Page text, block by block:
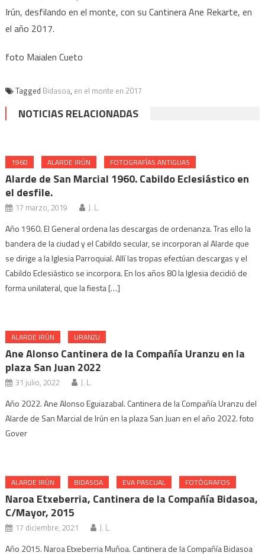
Irún, desfilando en el monte, con su Cantinera Ane Rekarte, en
el año 2017.
foto Maialen Cueto
Tagged Bidasoa, en el monte en 2017
NOTICIAS RELACIONADAS
1960 ALARDE IRÚN FOTOGRAFÍAS ANTIGUAS
Alarde de San Marcial 1960. Cabildo Eclesiástico en
el desfile.
17 marzo, 2019 J. L.
Año 1960. El General ordena las descargas de ordenanza. Tras ello la
bandera de la ciudad y el Cabildo secular, se incorporan al Alarde que
se dirige a la Iglesia Parroquial. Allí las tropas efectúan descargas y el
Cabildo Eclesiástico se incorpora. En los años 80 la Iglesia decidió de
forma unilateral, que la fiesta […]
ALARDE IRÚN URANZU
Ane Alonso Cantinera de la Compañía Uranzu en la
plaza San Juan 2022
31 julio, 2022 J. L.
Año 2022. Ane Alonso Eguiazabal. Cantinera de la Compañía Uranzu del
Alarde de San Marcial de Irún en la plaza San Juan en el año 2022. foto
Gover
ALARDE IRÚN BIDASOA EVA PASCUAL FOTÓGRAFOS
Naroa Etxeberria, Cantinera de la Compañía Bidasoa,
C/Mayor, 2015
17 diciembre, 2021 J. L.
Año 2015. Naroa Etxeberria Muñoa. Cantinera de la Compañía Bidasoa